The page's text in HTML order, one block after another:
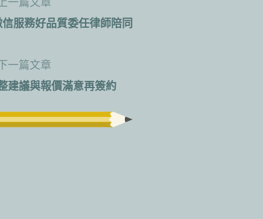
服務好品質委任律師陪同
一篇文章
建議與報價滿意再簽約